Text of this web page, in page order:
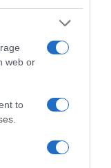
web or
to
Μην
– Απόψε